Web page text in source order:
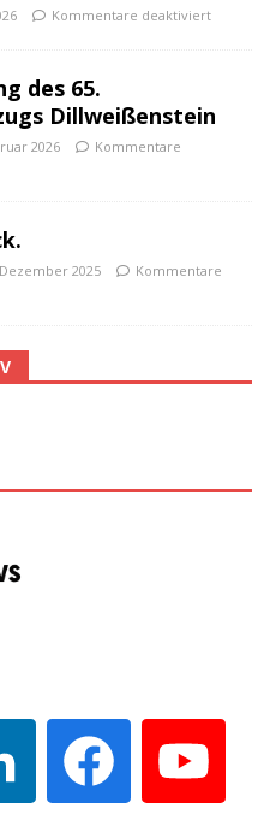
Kommentare deaktiviert
des 65.
Dillweißenstein
2026
Kommentare
2025
Kommentare